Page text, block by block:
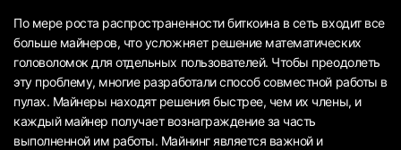
По мере роста распространенности биткоина в сеть входит все
больше майнеров, что усложняет решение математических
головоломок для отдельных пользователей. Чтобы преодолеть
эту проблему, многие разработали способ совместной работы в
пулах. Майнеры находят решения быстрее, чем их члены, и
каждый майнер получает вознаграждение за часть
выполненной им работы. Майнинг является важной и